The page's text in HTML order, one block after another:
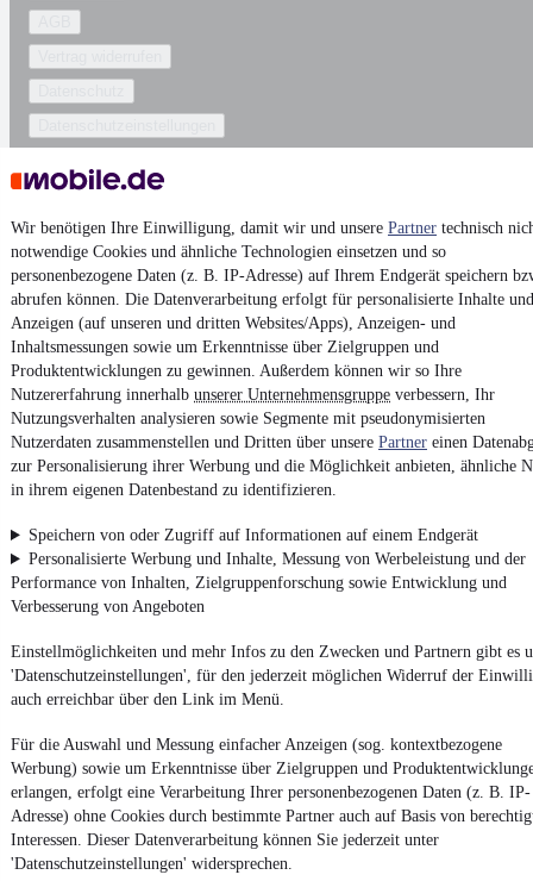
Wir benötigen Ihre Einwilligung, damit wir und unsere Partner technisch
notwendige Cookies und ähnliche Technologien einsetzen und so
personenbezogene Daten (z. B. IP-Adresse) auf Ihrem Endgerät speichern
abrufen können. Die Datenverarbeitung erfolgt für personalisierte Inhalte und
Anzeigen (auf unseren und dritten Websites/Apps), Anzeigen- und
Inhaltsmessungen sowie um Erkenntnisse über Zielgruppen und
Produktentwicklungen zu gewinnen. Außerdem können wir so Ihre
Nutzererfahrung innerhalb unserer Unternehmensgruppe verbessern, Ihr
Nutzungsverhalten analysieren sowie Segmente mit pseudonymisierten
Nutzerdaten zusammenstellen und Dritten über unsere Partner einen
zur Personalisierung ihrer Werbung und die Möglichkeit anbieten, ähnliche
in ihrem eigenen Datenbestand zu identifizieren.
Speichern von oder Zugriff auf Informationen auf einem Endgerät
Personalisierte Werbung und Inhalte, Messung von Werbeleistung und der
Performance von Inhalten, Zielgruppenforschung sowie Entwicklung und
Verbesserung von Angeboten
Einstellmöglichkeiten und mehr Infos zu den Zwecken und Partnern gibt es
'Datenschutzeinstellungen', für den jederzeit möglichen Widerruf der
auch erreichbar über den Link im Menü.
Für die Auswahl und Messung einfacher Anzeigen (sog. kontextbezogene
Werbung) sowie um Erkenntnisse über Zielgruppen und
erlangen, erfolgt eine Verarbeitung Ihrer personenbezogenen Daten (z. B. IP-
Adresse) ohne Cookies durch bestimmte Partner auch auf Basis von
Interessen. Dieser Datenverarbeitung können Sie jederzeit unter
'Datenschutzeinstellungen' widersprechen.
Report Security Vulnerability (English)
Powered by
VonAuto verkaufenüberE-Bikesund Gebrauchtwagen
Besuchemobile.de